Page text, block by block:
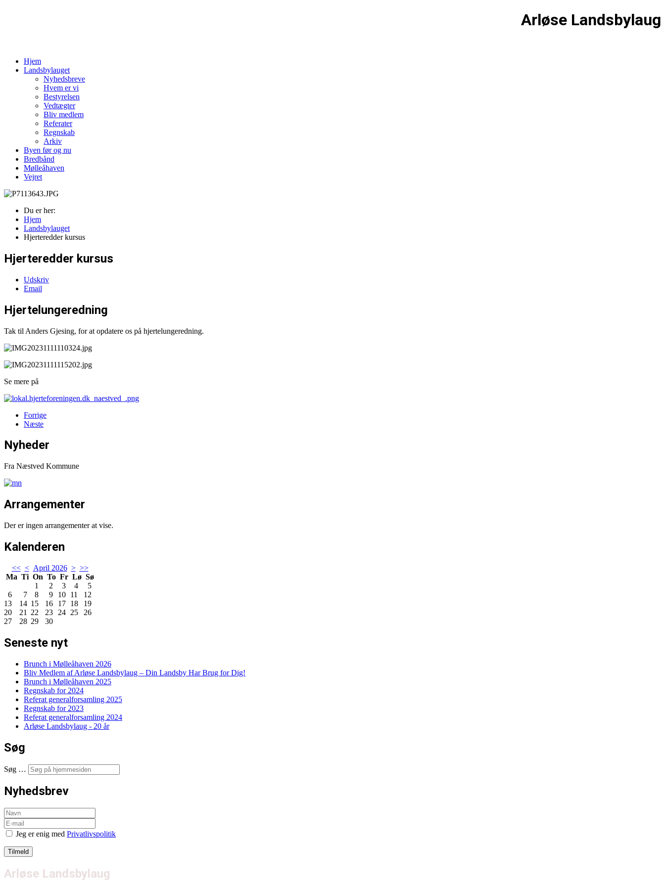
Arløse Landsbylaug
Hjem
Landsbylauget
Nyhedsbreve
Hvem er vi
Bestyrelsen
Vedtægter
Bliv medlem
Referater
Regnskab
Arkiv
Byen før og nu
Bredbånd
Mølleåhaven
Vejret
Du er her:
Hjem
Landsbylauget
Hjerteredder kursus
Hjerteredder kursus
Udskriv
Email
Hjertelungeredning
Tak til Anders Gjesing, for at opdatere os på hjertelungeredning.
Se mere på
Forrige
Næste
Nyheder
Fra Næstved Kommune
Arrangementer
Der er ingen arrangementer at vise.
Kalenderen
<< < April 2026 > >>
Ma Ti On To Fr Lø Sø
1
2 3 4
5
6
7 8 9 10 11
12
13
14 15 16 17 18
19
20
21 22 23 24 25
26
27
28 29 30
Seneste nyt
Brunch i Mølleåhaven 2026
Bliv Medlem af Arløse Landsbylaug – Din Landsby Har Brug for Dig!
Brunch i Mølleåhaven 2025
Regnskab for 2024
Referat generalforsamling 2025
Regnskab for 2023
Referat generalforsamling 2024
Arløse Landsbylaug - 20 år
Søg
Søg …
Nyhedsbrev
Jeg er enig med Privatlivspolitik
Arløse Landsbylaug